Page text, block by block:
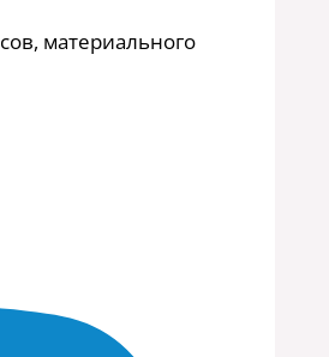
материального